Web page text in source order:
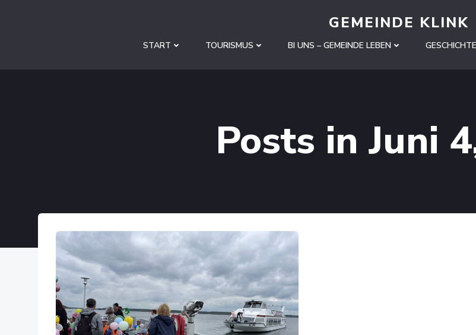
GEMEINDE KLINK
START TOURISMUS BI UNS – GEMEINDE LEBEN GESCHICHTE
Posts in Juni